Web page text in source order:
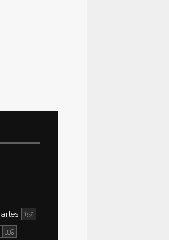
artes 152
339